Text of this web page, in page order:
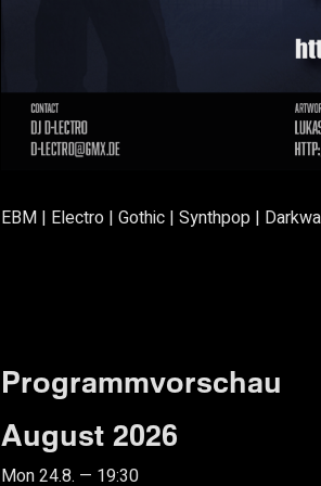
EBM | Electro | Gothic | Synthpop |
Programmvorschau
August 2026
Mon 24.8. — 19:30